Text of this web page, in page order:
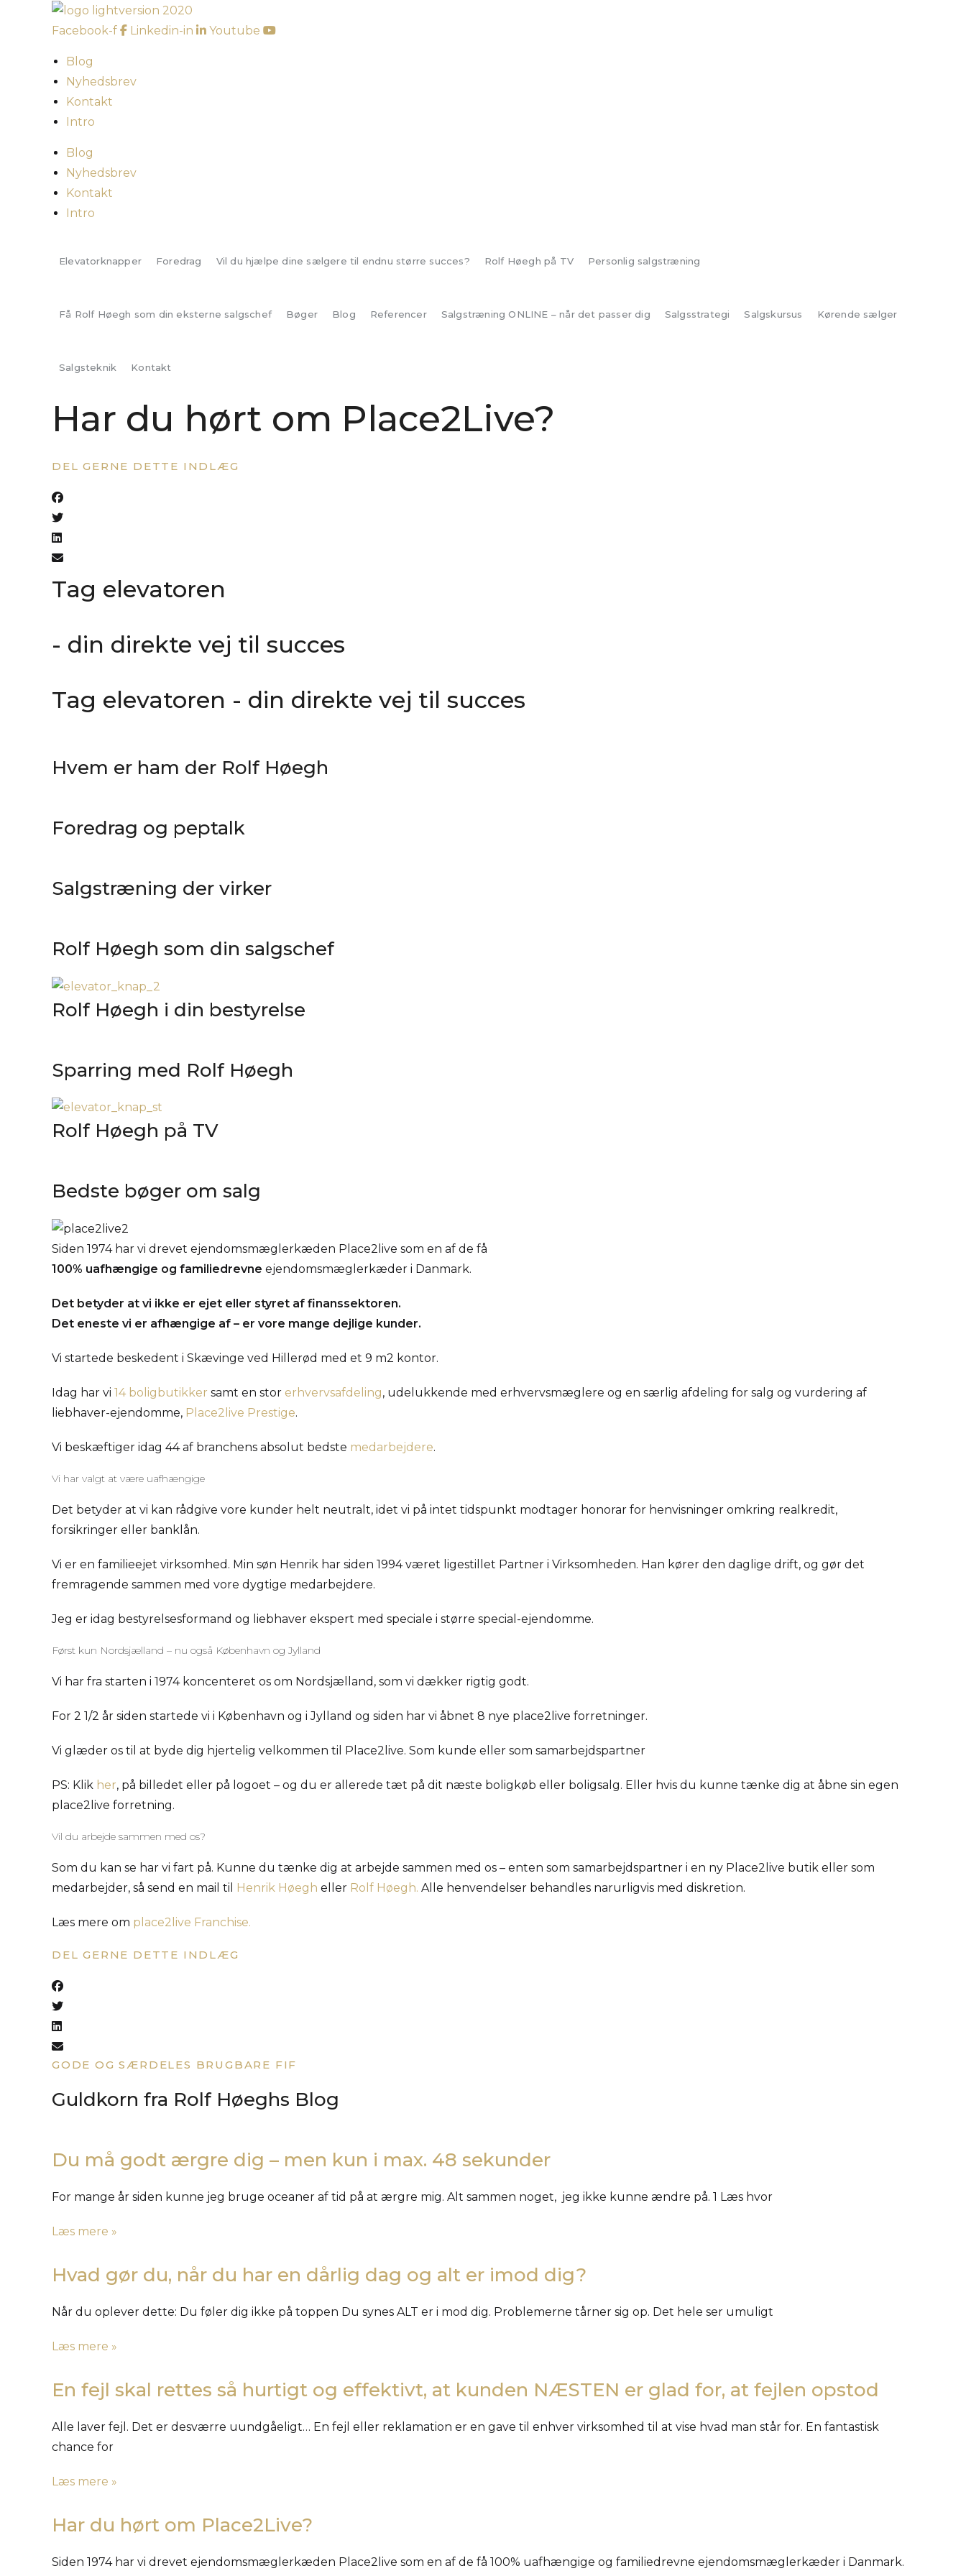
Facebook-f Linkedin-in Youtube
Blog
Nyhedsbrev
Kontakt
Intro
Blog
Nyhedsbrev
Kontakt
Intro
Elevatorknapper Foredrag Vil du hjælpe dine sælgere til endnu større succes? Rolf Høegh på TV Personlig salgstræning
Få Rolf Høegh som din eksterne salgschef Bøger Blog Referencer Salgstræning ONLINE – når det passer dig Salgsstrategi Salgskursus Kørende sælger
Salgsteknik Kontakt
Har du hørt om Place2Live?
DEL GERNE DETTE INDLÆG
Tag elevatoren
- din direkte vej til succes
Tag elevatoren - din direkte vej til succes
Hvem er ham der Rolf Høegh
Foredrag og peptalk
Salgstræning der virker
Rolf Høegh som din salgschef
Rolf Høegh i din bestyrelse
Sparring med Rolf Høegh
Rolf Høegh på TV
Bedste bøger om salg
Siden 1974 har vi drevet ejendomsmæglerkæden Place2live som en af de få
100% uafhængige og familiedrevne ejendomsmæglerkæder i Danmark.
Det betyder at vi ikke er ejet eller styret af finanssektoren.
Det eneste vi er afhængige af – er vore mange dejlige kunder.
Vi startede beskedent i Skævinge ved Hillerød med et 9 m2 kontor.
Idag har vi 14 boligbutikker samt en stor erhvervsafdeling, udelukkende med erhvervsmæglere og en særlig afdeling for salg og vurdering af
liebhaver-ejendomme, Place2live Prestige.
Vi beskæftiger idag 44 af branchens absolut bedste medarbejdere.
Vi har valgt at være uafhængige
Det betyder at vi kan rådgive vore kunder helt neutralt, idet vi på intet tidspunkt modtager honorar for henvisninger omkring realkredit,
forsikringer eller banklån.
Vi er en familieejet virksomhed. Min søn Henrik har siden 1994 været ligestillet Partner i Virksomheden. Han kører den daglige drift, og gør det
fremragende sammen med vore dygtige medarbejdere.
Jeg er idag bestyrelsesformand og liebhaver ekspert med speciale i større special-ejendomme.
Først kun Nordsjælland – nu også København og Jylland
Vi har fra starten i 1974 koncenteret os om Nordsjælland, som vi dækker rigtig godt.
For 2 1/2 år siden startede vi i København og i Jylland og siden har vi åbnet 8 nye place2live forretninger.
Vi glæder os til at byde dig hjertelig velkommen til Place2live. Som kunde eller som samarbejdspartner
PS: Klik her, på billedet eller på logoet – og du er allerede tæt på dit næste boligkøb eller boligsalg. Eller hvis du kunne tænke dig at åbne sin egen
place2live forretning.
Vil du arbejde sammen med os?
Som du kan se har vi fart på. Kunne du tænke dig at arbejde sammen med os – enten som samarbejdspartner i en ny Place2live butik eller som
medarbejder, så send en mail til
Henrik Høegh eller Rolf Høegh. Alle henvendelser behandles narurligvis med diskretion.
Læs mere om place2live Franchise.
DEL GERNE DETTE INDLÆG
GODE OG SÆRDELES BRUGBARE FIF
Guldkorn fra Rolf Høeghs Blog
Du må godt ærgre dig – men kun i max. 48 sekunder
For mange år siden kunne jeg bruge oceaner af tid på at ærgre mig. Alt sammen noget, jeg ikke kunne ændre på. 1 Læs hvor
Læs mere »
Hvad gør du, når du har en dårlig dag og alt er imod dig?
Når du oplever dette: Du føler dig ikke på toppen Du synes ALT er i mod dig. Problemerne tårner sig op. Det hele ser umuligt
Læs mere »
En fejl skal rettes så hurtigt og effektivt, at kunden NÆSTEN er glad for, at fejlen opstod
Alle laver fejl. Det er desværre uundgåeligt… En fejl eller reklamation er en gave til enhver virksomhed til at vise hvad man står for. En fantastisk
chance for
Læs mere »
Har du hørt om Place2Live?
Siden 1974 har vi drevet ejendomsmæglerkæden Place2live som en af de få 100% uafhængige og familiedrevne ejendomsmæglerkæder i Danmark.